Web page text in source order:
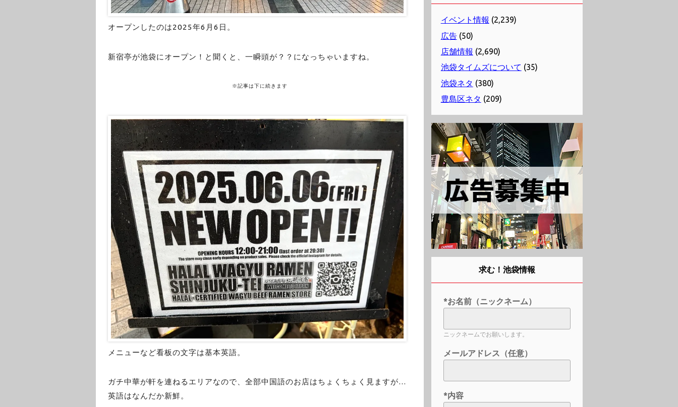
オープンしたのは2025年6月6日。
新宿亭が池袋にオープン！と聞くと、一瞬頭が？？になっちゃいますね。
※記事は下に続きます
メニューなど看板の文字は基本英語。
ガチ中華が軒を連ねるエリアなので、全部中国語のお店はちょくちょく見ますが…
英語はなんだか新鮮。
イベント情報 (2,239)
広告(50)
店舗情報 (2,690)
池袋タイムズについて (35)
池袋ネタ (380)
豊島区ネタ (209)
求む！池袋情報
*お名前（ニックネーム）
ニックネームでお願いします。
メールアドレス（任意）
*内容